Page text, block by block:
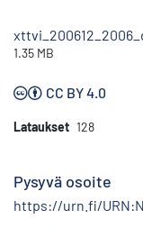
1.35 MB
CC BY 4.0
Lataukset 128
Pysyvä osoite
https://urn.fi/